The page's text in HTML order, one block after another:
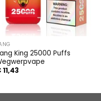
King 25000 Puffs
11,43